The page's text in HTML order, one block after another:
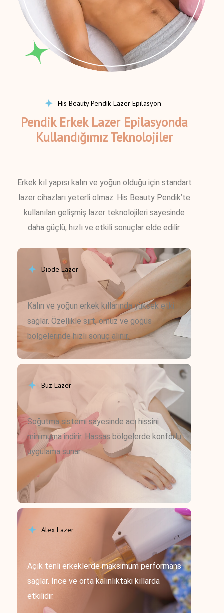
His Beauty Pendik Lazer Epilasyon
Pendik Erkek Lazer Epilasyonda
Kullandığımız Teknolojiler
Erkek kıl yapısı kalın ve yoğun olduğu için standart
lazer cihazları yeterli olmaz. His Beauty Pendik’te
kullanılan gelişmiş lazer teknolojileri sayesinde
daha güçlü, hızlı ve etkili sonuçlar elde edilir.
Diode Lazer
Kalın ve yoğun erkek kıllarında yüksek etki
sağlar. Özellikle sırt, omuz ve göğüs
bölgelerinde hızlı sonuç alınır.
Buz Lazer
Soğutma sistemi sayesinde acı hissini
minimuma indirir. Hassas bölgelerde konforlu
uygulama sunar.
Alex Lazer
Açık tenli erkeklerde maksimum performans
sağlar. İnce ve orta kalınlıktaki kıllarda
etkilidir.